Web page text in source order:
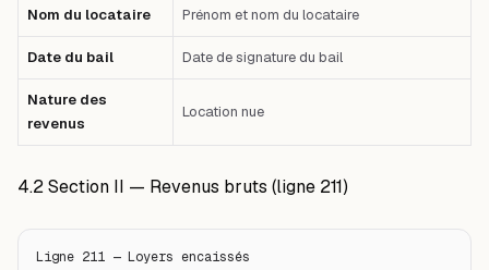
Nom du locataire Prénom et nom du locataire
Date du bail Date de signature du bail
Nature des
revenus
Location nue
4.2 Section II — Revenus bruts (ligne 211)
Ligne 211 — Loyers encaissés